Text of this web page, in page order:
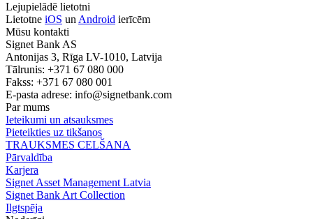
Lejupielādē lietotni
Lietotne iOS un Android ierīcēm
Mūsu kontakti
Signet Bank AS
Antonijas 3, Rīga LV-1010, Latvija
Tālrunis: +371 67 080 000
Fakss: +371 67 080 001
E-pasta adrese: info@signetbank.com
Par mums
Ieteikumi un atsauksmes
Pieteikties uz tikšanos
TRAUKSMES CELŠANA
Pārvaldība
Karjera
Signet Asset Management Latvia
Signet Bank Art Collection
Ilgtspēja